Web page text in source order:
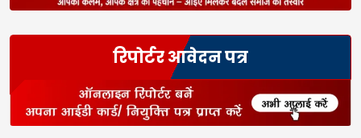
रिपोर्टर आवेदन पत्र